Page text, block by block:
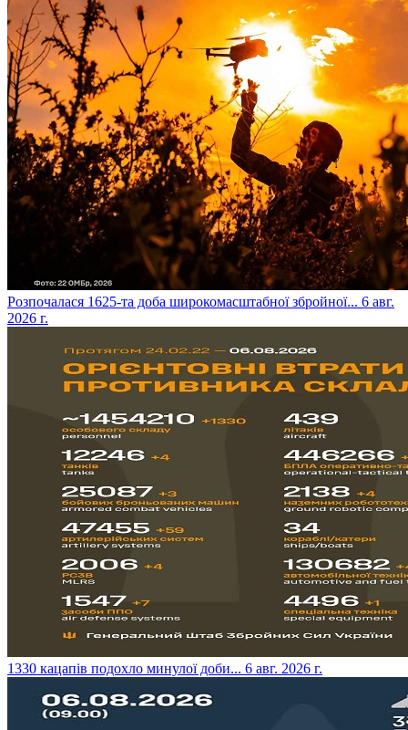
​Розпочалася 1625-та доба широкомасштабної збройної... 6 авг.
2026 г.
​1330 кацапів подохло минулої доби... 6 авг. 2026 г.